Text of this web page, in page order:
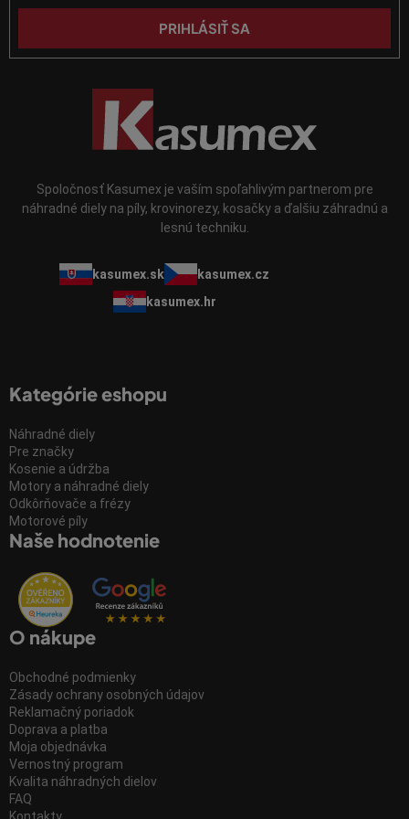
ý
p
i
Spoločnosť Kasumex je vaším spoľahlivým partnerom pre
náhradné diely na píly, krovinorezy, kosačky a ďalšiu záhradnú a
lesnú techniku.
kasumex.sk
kasumex.cz
kasumex.hr
Kategórie eshopu
Náhradné diely
Pre značky
Kosenie a údržba
Motory a náhradné diely
Odkôrňovače a frézy
Motorové píly
Naše hodnotenie
O nákupe
Obchodné podmienky
Zásady ochrany osobných údajov
Reklamačný poriadok
Doprava a platba
Moja objednávka
Vernostný program
Kvalita náhradných dielov
FAQ
PRIHLÁSIŤ SA